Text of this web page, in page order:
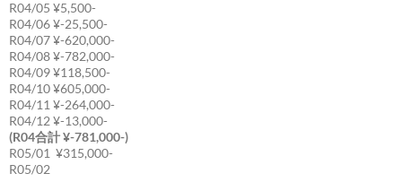
R04/05 ¥5,500-
R04/06 ¥-25,500-
R04/07 ¥-620,000-
R04/08 ¥-782,000-
R04/09 ¥118,500-
R04/10 ¥605,000-
R04/11 ¥-264,000-
R04/12 ¥-13,000-
(R04合計 ¥-781,000-)
R05/01 ¥315,000-
R05/02